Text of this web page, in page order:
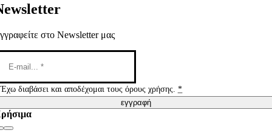
στο Newsletter μας
Έχω διαβάσει και αποδέχομαι τους όρους χρήσης.*
εγγραφή